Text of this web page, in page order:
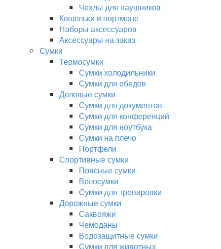
Чехлы для наушников
Кошельки и портмоне
Наборы аксессуаров
Аксессуары на заказ
Сумки
Термосумки
Сумки холодильники
Сумки для обедов
Деловые сумки
Сумки для документов
Сумки для конференций
Сумки для ноутбука
Сумки на плечо
Портфели
Спортивные сумки
Поясные сумки
Велосумки
Сумки для тренировки
Дорожные сумки
Саквояжи
Чемоданы
Водозащитные сумки
Сумки для животных